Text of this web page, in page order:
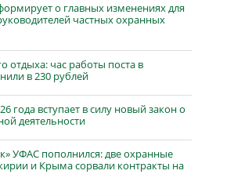
о главных изменениях для
частных охранных
отдыха: час работы поста в
в 230 рублей
года вступает в силу новый закон о
деятельности
УФАС пополнился: две охранные
и Крыма сорвали контракты на